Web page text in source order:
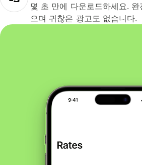
몇 초 만에 다운로드하세요.
으며 귀찮은 광고도 없습니다.